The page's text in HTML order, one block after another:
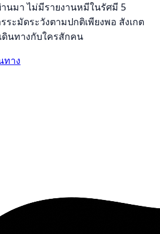
นมา ไม่มีรายงานหมีในรัศมี 5
ระมัดระวังตามปกติเพียงพอ สังเกต
ดินทางกับใครสักคน
ทาง